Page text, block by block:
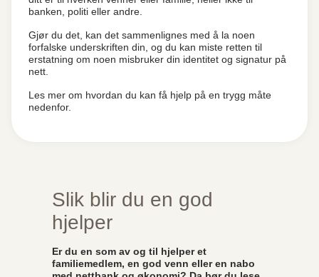
banken, politi eller andre.
Gjør du det, kan det sammenlignes med å la noen
forfalske underskriften din, og du kan miste retten til
erstatning om noen misbruker din identitet og signatur på
nett.
Les mer om hvordan du kan få hjelp på en trygg måte
nedenfor.
Slik blir du en god
hjelper
Er du en som av og til hjelper et
familiemedlem, en god venn eller en nabo